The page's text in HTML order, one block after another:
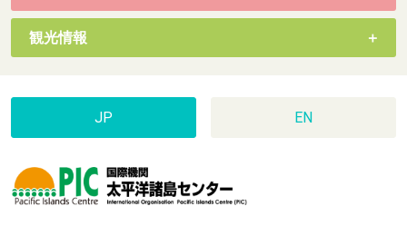
観光情報
JP EN